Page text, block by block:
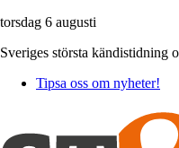
torsdag 6 augusti
Sveriges största kändistidning
Tipsa oss om nyheter!